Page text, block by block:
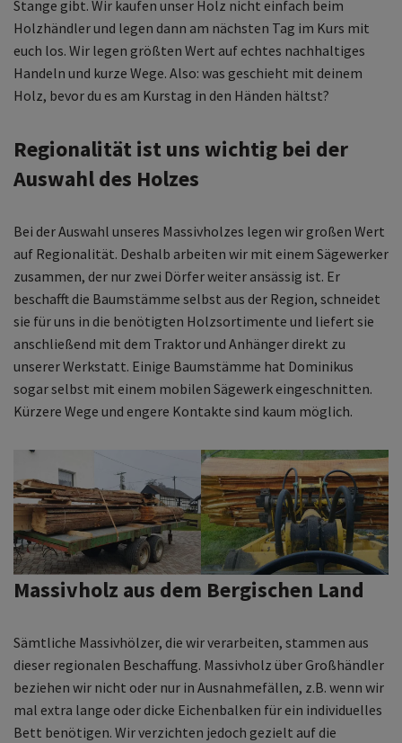
Stange gibt. Wir kaufen unser Holz nicht einfach beim
Holzhändler und legen dann am nächsten Tag im Kurs mit
euch los. Wir legen größten Wert auf echtes nachhaltiges
Handeln und kurze Wege. Also: was geschieht mit deinem
Holz, bevor du es am Kurstag in den Händen hältst?
Regionalität ist uns wichtig bei der
Auswahl des Holzes
Bei der Auswahl unseres Massivholzes legen wir großen Wert
auf Regionalität. Deshalb arbeiten wir mit einem Sägewerker
zusammen, der nur zwei Dörfer weiter ansässig ist. Er
beschafft die Baumstämme selbst aus der Region, schneidet
sie für uns in die benötigten Holzsortimente und liefert sie
anschließend mit dem Traktor und Anhänger direkt zu
unserer Werkstatt. Einige Baumstämme hat Dominikus
sogar selbst mit einem mobilen Sägewerk eingeschnitten.
Kürzere Wege und engere Kontakte sind kaum möglich.
Massivholz aus dem Bergischen Land
Sämtliche Massivhölzer, die wir verarbeiten, stammen aus
dieser regionalen Beschaffung. Massivholz über Großhändler
beziehen wir nicht oder nur in Ausnahmefällen, z.B. wenn wir
mal extra lange oder dicke Eichenbalken für ein individuelles
Bett benötigen. Wir verzichten jedoch gezielt auf die